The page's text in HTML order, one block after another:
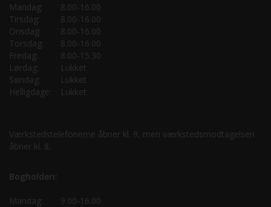
Mandag:
8.00-16.00
Tirsdag:
8.00-16.00
Onsdag:
8.00-16.00
Torsdag:
8.00-16.00
Fredag:
8.00-15.30
Lørdag:
Lukket
Søndag:
Lukket
Helligdage:
Lukket
Værkstedstelefonerne åbner kl. 9, men værkstedsmodtagelsen
åbner kl. 8.
Bogholderi:
Mandag:
9.00-16.00